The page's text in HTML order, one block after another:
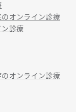
のオンライン診療
診療
オンライン診療